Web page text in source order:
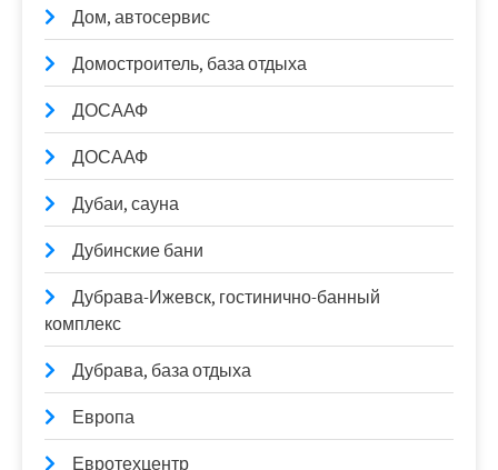
Дом, автосервис
Домостроитель, база отдыха
ДОСААФ
ДОСААФ
Дубаи, сауна
Дубинские бани
Дубрава-Ижевск, гостинично-банный
комплекс
Дубрава, база отдыха
Европа
Евротехцентр